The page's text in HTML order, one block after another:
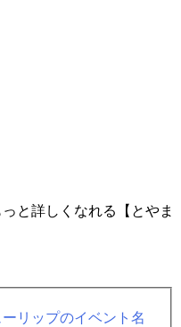
と詳しくなれる【とやま
リップのイベント名